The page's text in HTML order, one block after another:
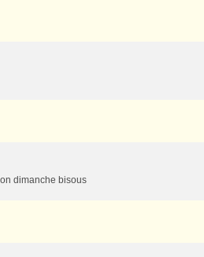
dimanche bisous